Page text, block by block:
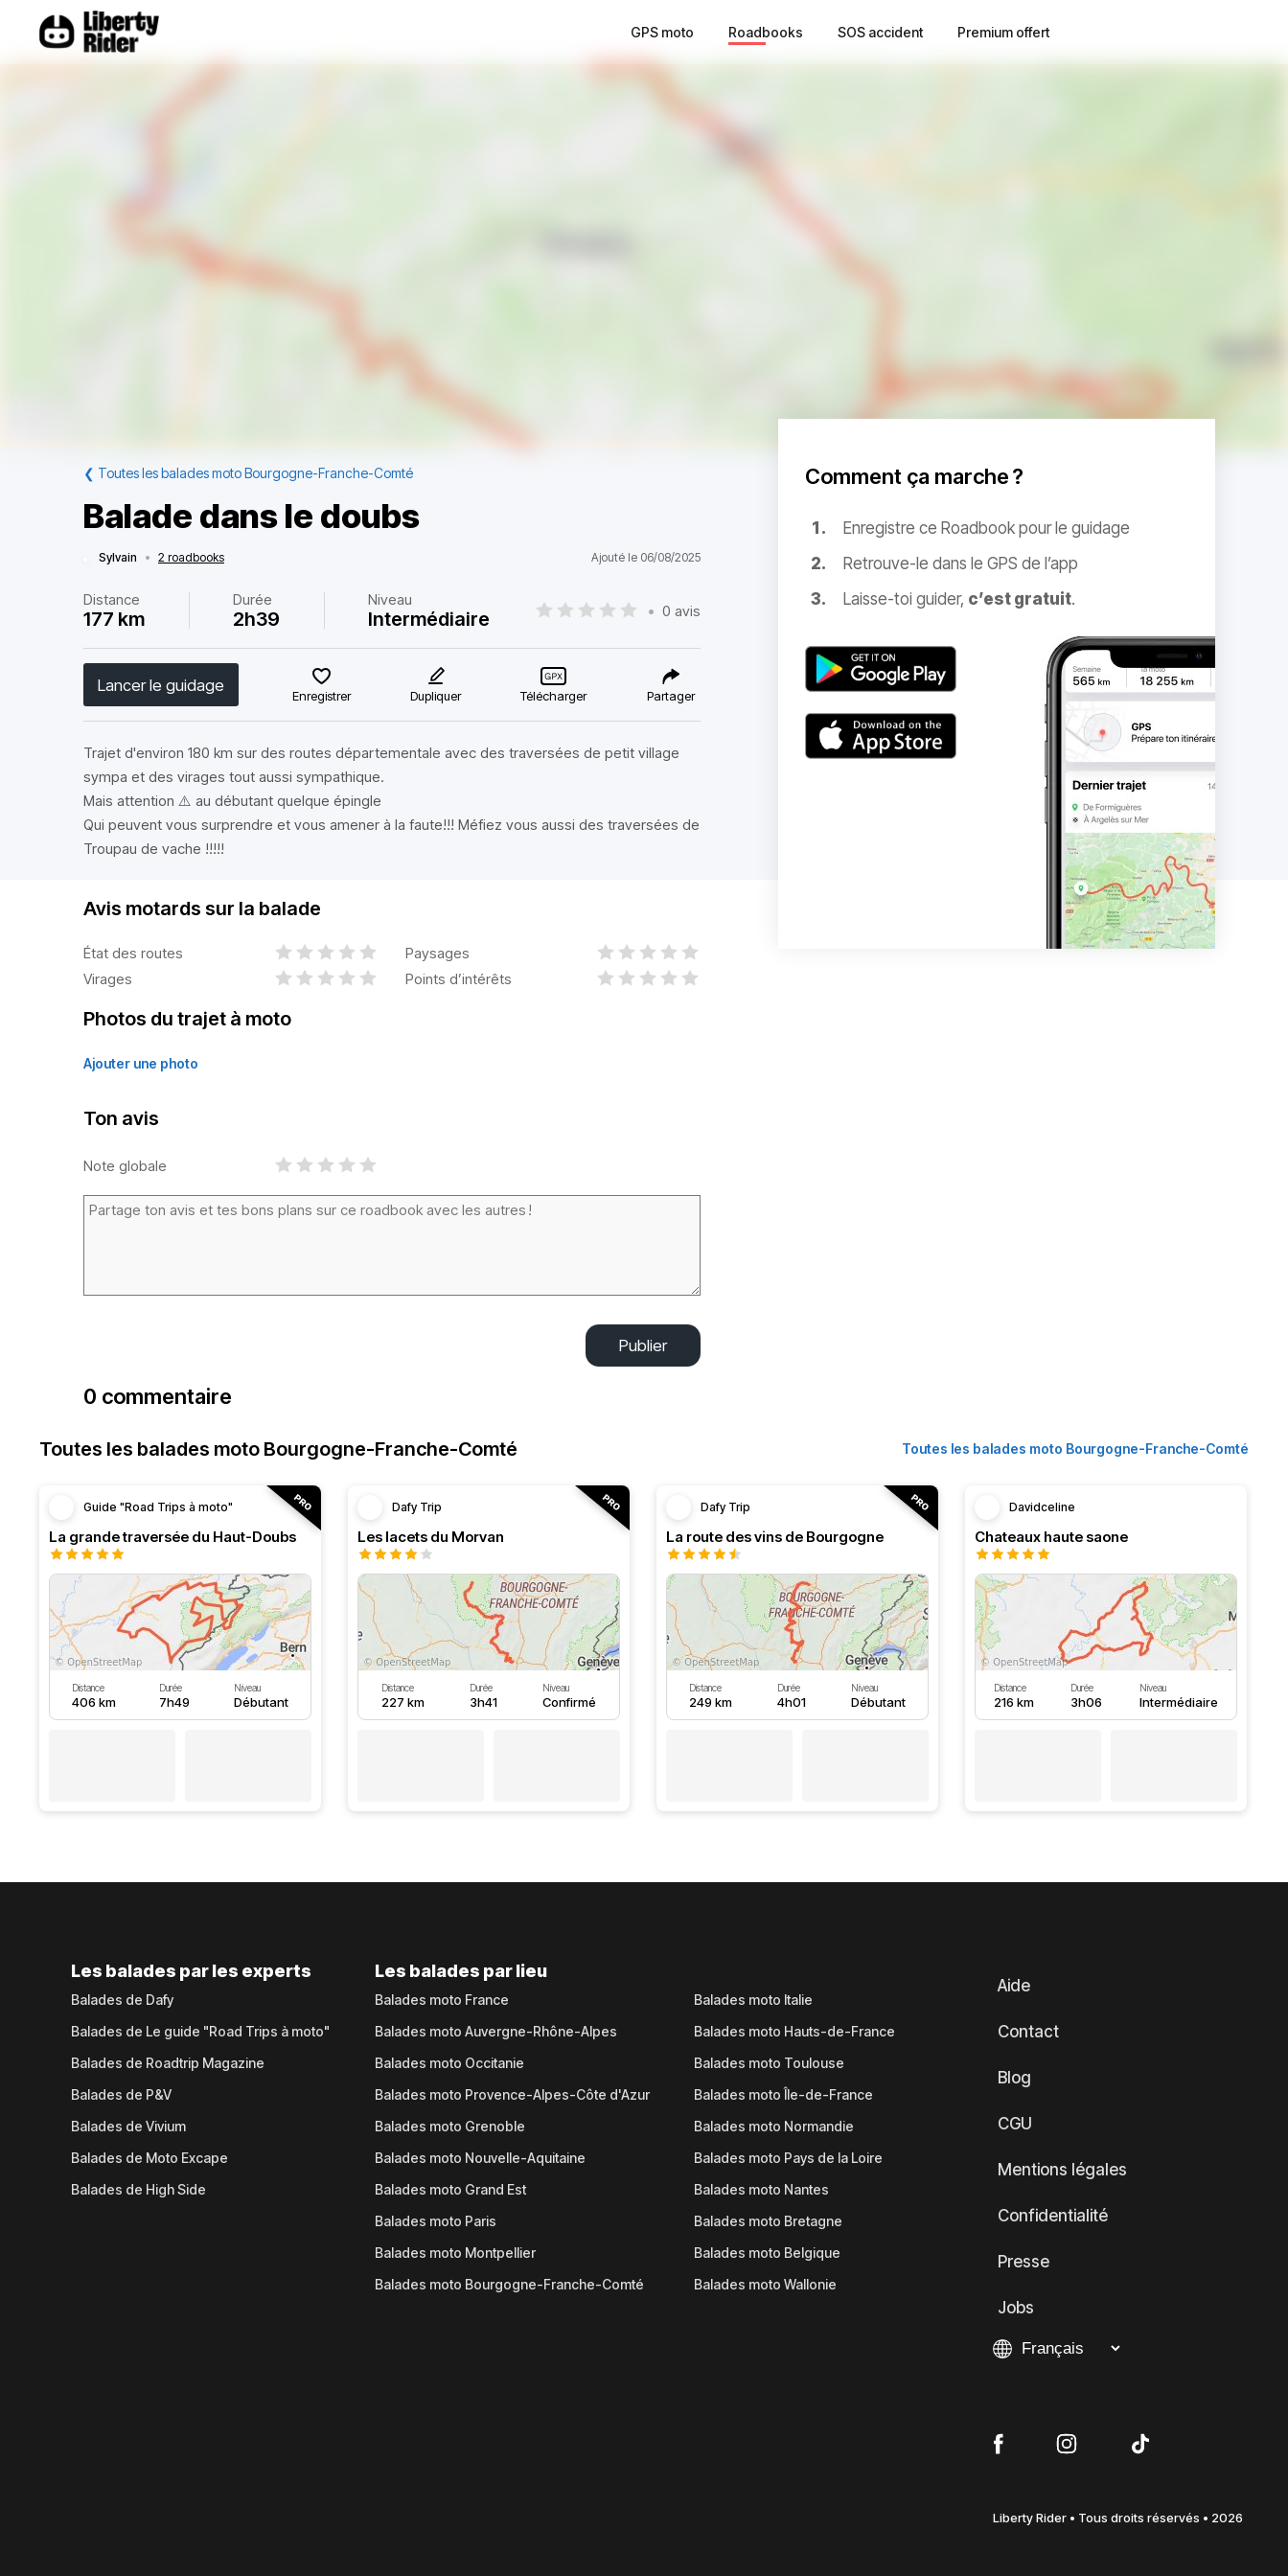
GPS moto Roadbooks SOS accident Premium offert
❮ Toutes les balades moto Bourgogne-Franche-Comté
Balade dans le doubs
Sylvain • 2 roadbooks Ajouté le 06/08/2025
Distance
177 km
Durée
2h39
Niveau
Intermédiaire • 0 avis
Lancer le guidage
Enregistrer Dupliquer Télécharger Partager
Trajet d'environ 180 km sur des routes départementale avec des traversées de petit village
sympa et des virages tout aussi sympathique.
Mais attention ⚠️ au débutant quelque épingle
Qui peuvent vous surprendre et vous amener à la faute!!! Méfiez vous aussi des traversées de
Troupau de vache !!!!!
Comment ça marche ?
Enregistre ce Roadbook pour le guidage
Retrouve-le dans le GPS de l’app
Laisse-toi guider, c’est gratuit.
Avis motards sur la balade
État des routes
Paysages
Virages
Points d’intérêts
Photos du trajet à moto
Ajouter une photo
Ton avis
Note globale
Publier
0 commentaire
Toutes les balades moto Bourgogne-Franche-Comté Toutes les balades moto Bourgogne-Franche-Comté
Guide "Road Trips à moto"
La grande traversée du Haut-Doubs
Distance
406 km
Durée
7h49
Niveau
Débutant
Dafy Trip
Les lacets du Morvan
Distance
227 km
Durée
3h41
Niveau
Confirmé
Dafy Trip
La route des vins de Bourgogne
Distance
249 km
Durée
4h01
Niveau
Débutant
Davidceline
Chateaux haute saone
Distance
216 km
Durée
3h06
Niveau
Intermédiaire
Les balades par les experts
Balades de Dafy
Balades de Le guide "Road Trips à moto"
Balades de Roadtrip Magazine
Balades de P&V
Balades de Vivium
Balades de Moto Excape
Balades de High Side
Les balades par lieu
Balades moto France
Balades moto Auvergne-Rhône-Alpes
Balades moto Occitanie
Balades moto Provence-Alpes-Côte d'Azur
Balades moto Grenoble
Balades moto Nouvelle-Aquitaine
Balades moto Grand Est
Balades moto Paris
Balades moto Montpellier
Balades moto Bourgogne-Franche-Comté
Balades moto Italie
Balades moto Hauts-de-France
Balades moto Toulouse
Balades moto Île-de-France
Balades moto Normandie
Balades moto Pays de la Loire
Balades moto Nantes
Balades moto Bretagne
Balades moto Belgique
Balades moto Wallonie
Aide
Contact
Blog
CGU
Mentions légales
Confidentialité
Presse
Jobs
Liberty Rider • Tous droits réservés • 2026